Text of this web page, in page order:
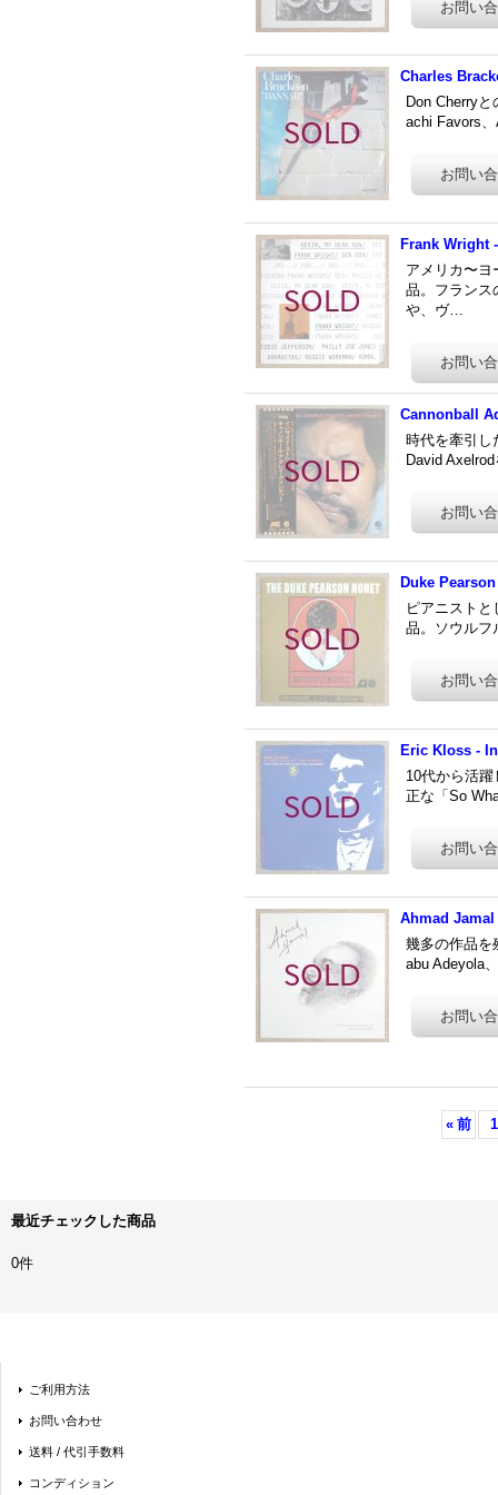
Charles
Don Cherry
achi Favors
Frank Wright
アメリカ〜ヨ
品。フランス
や、ヴ…
Cannonball
時代を牽引し
David
Duke
ピアニスト
品。ソウルフ
Eric Kloss -
10代から活
正な「So
Ahmad
幾多の作品を
abu Adeyola
« 前 1
最近チェックした商品
0件
ご利用方法
お問い合わせ
送料 / 代引手数料
コンディション